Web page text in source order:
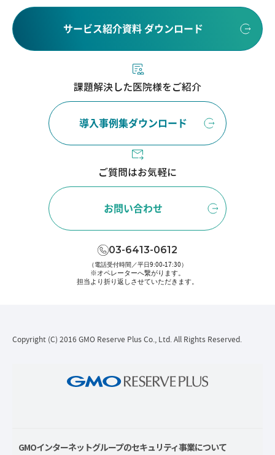
サービス紹介資料 ダウンロード
課題解決した医院様をご紹介
導入事例集ダウンロード
ご質問はお気軽に
お問い合わせ
03-6413-0612
（電話受付時間／平日9:00-17:30）
※オペレーターへ繋がります。
担当より折り返しさせていただきます。
Copyright (C) 2016 GMO Reserve Plus Co., Ltd. All Rights Reserved.
GMOインターネットグループのセキュリティ事業について